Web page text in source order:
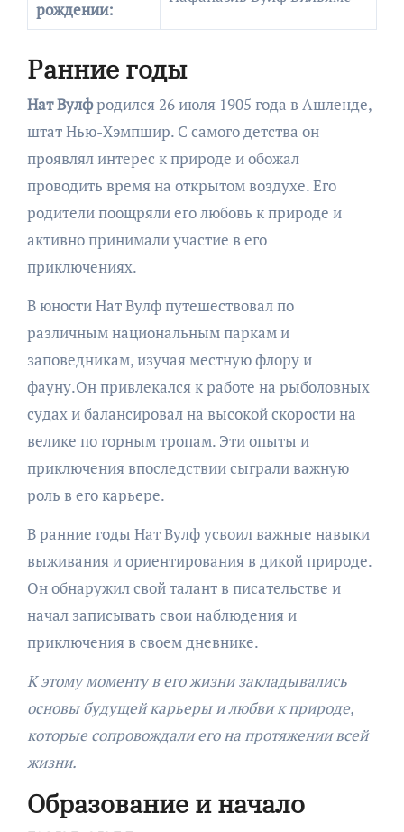
рождении:
Ранние годы
Нат Вулфродился 26 июля 1905 года в Ашленде,
штат Нью-Хэмпшир. С самого детства он
проявлял интерес к природе и обожал
проводить время на открытом воздухе. Его
родители поощряли его любовь к природе и
активно принимали участие в его
приключениях.
В юности Нат Вулф путешествовал по
различным национальным паркам и
заповедникам, изучая местную флору и
фауну.Он привлекался к работе на рыболовных
судах и балансировал на высокой скорости на
велике по горным тропам. Эти опыты и
приключения впоследствии сыграли важную
роль в его карьере.
В ранние годы Нат Вулф усвоил важные навыки
выживания и ориентирования в дикой природе.
Он обнаружил свой талант в писательстве и
начал записывать свои наблюдения и
приключения в своем дневнике.
К этому моменту в его жизни закладывались
основы будущей карьеры и любви к природе,
которые сопровождали его на протяжении всей
жизни.
Образование и начало